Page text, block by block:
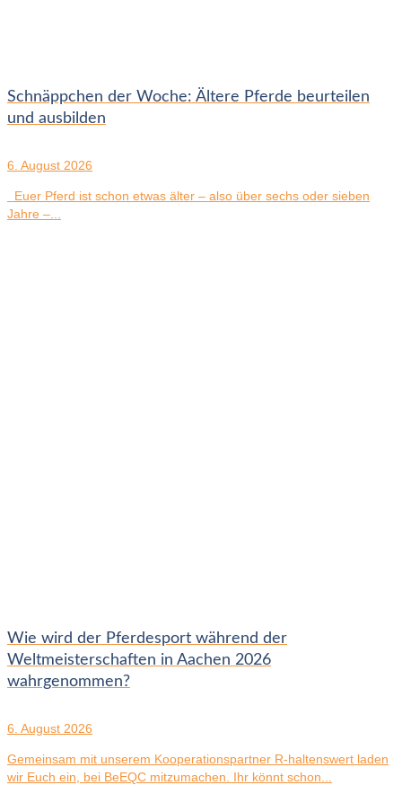
Schnäppchen der Woche: Ältere Pferde beurteilen
und ausbilden
6. August 2026
Euer Pferd ist schon etwas älter – also über sechs oder sieben
Jahre –...
Wie wird der Pferdesport während der
Weltmeisterschaften in Aachen 2026
wahrgenommen?
6. August 2026
Gemeinsam mit unserem Kooperationspartner R-haltenswert laden
wir Euch ein, bei BeEQC mitzumachen. Ihr könnt schon...